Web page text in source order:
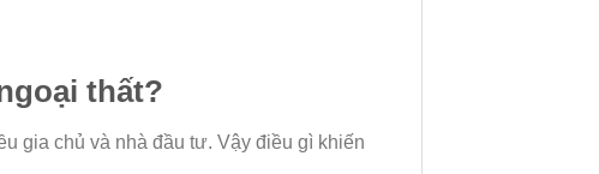
thất?
gia chủ và nhà đầu tư. Vậy điều gì khiến